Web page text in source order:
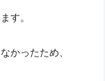
す。
かったため、